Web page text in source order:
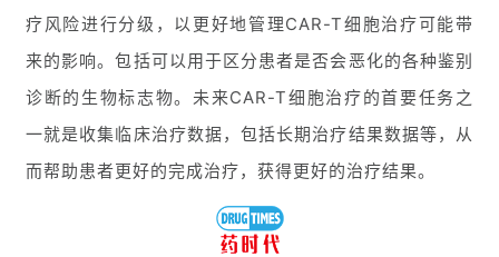
A
l
E
n
g
疗风险进行分级，以更好地管理CAR-T细胞治疗可能带
来的影响。包括可以用于区分患者是否会恶化的各种鉴别
诊断的生物标志物。未来CAR-T细胞治疗的首要任务之
一就是收集临床治疗数据，包括长期治疗结果数据等，从
而帮助患者更好的完成治疗，获得更好的治疗结果。